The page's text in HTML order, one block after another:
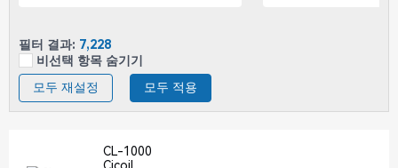
필터 결과: 7,228
비선택 항목 숨기기
모두 재설정
모두 적용
CL-1000